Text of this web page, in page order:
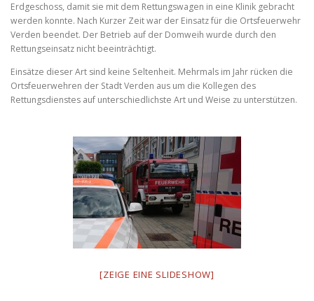
Erdgeschoss, damit sie mit dem Rettungswagen in eine Klinik gebracht
werden konnte. Nach Kurzer Zeit war der Einsatz für die Ortsfeuerwehr
Verden beendet. Der Betrieb auf der Domweih wurde durch den
Rettungseinsatz nicht beeinträchtigt.
Einsätze dieser Art sind keine Seltenheit. Mehrmals im Jahr rücken die
Ortsfeuerwehren der Stadt Verden aus um die Kollegen des
Rettungsdienstes auf unterschiedlichste Art und Weise zu unterstützen.
[ZEIGE EINE SLIDESHOW]